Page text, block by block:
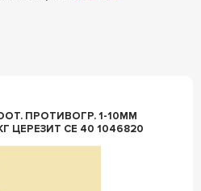
ПРОТИВОГР. 1-10ММ
ЦЕРЕЗИТ CE 40 1046820